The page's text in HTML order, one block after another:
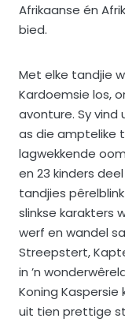
Afrikaanse én
bied.
Met elke tandjie
Kardoemsie los,
avonture. Sy vind
as die amptelike
lagwekkende
en 23 kinders
tandjies
slinkse karakters
werf en wandel
Streepstert,
in ’n
Koning Kaspersie
uit tien prettige